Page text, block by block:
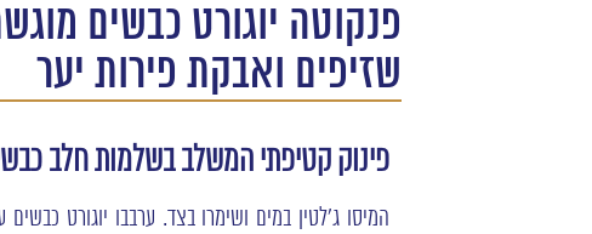
פנקוטה יוגורט כבשים
שזיפים ואבקת פירות יער
פינוק קטיפתי המשלב בשלמות חלב
המיסו ג'לטין במים ושימרו בצד. ערבבו יוגורט